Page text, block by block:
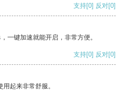
支持[0] 反对[0]
一键加速就能开启，非常方便。
支持[0] 反对[0]
起来非常舒服。